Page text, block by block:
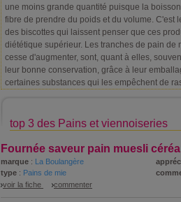
une moins grande quantité puisque la
fibre de prendre du poids et du volume. C'est
des biscottes qui laissent penser que ces
diététique supérieur. Les tranches de pain de
cesse d'augmenter, sont, quant à elles,
leur bonne conservation, grâce à leur
certaines substances qui les empêchent de
top 3 des Pains et viennoiseries
Fournée saveur pain muesli
marque : La Boulangère
type : Pains de mie
voir la fiche
commenter